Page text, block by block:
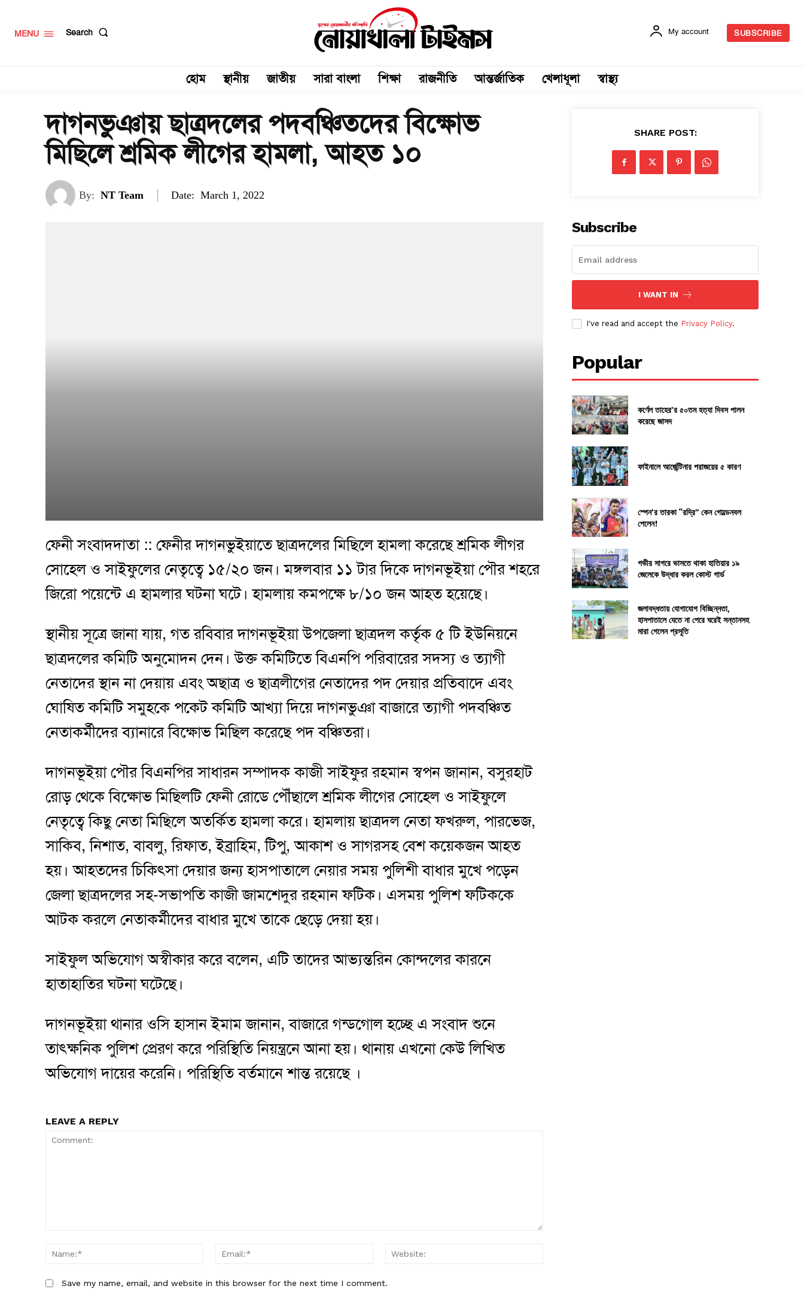
MENU Search My account SUBSCRIBE
হোম স্থানীয় জাতীয় সারা বাংলা শিক্ষা রাজনীতি আন্তর্জাতিক খেলাধূলা স্বাস্থ্য
দাগনভুঞায় ছাত্রদলের পদবঞ্চিতদের বিক্ষোভ
মিছিলে শ্রমিক লীগের হামলা, আহত ১০
By: NT Team Date: March 1, 2022
ফেনী সংবাদদাতা :: ফেনীর দাগনভুইয়াতে ছাত্রদলের মিছিলে হামলা করেছে শ্রমিক লীগর
সোহেল ও সাইফুলের নেতৃত্বে ১৫/২০ জন। মঙ্গলবার ১১ টার দিকে দাগনভূইয়া পৌর শহরে
জিরো পয়েন্টে এ হামলার ঘটনা ঘটে। হামলায় কমপক্ষে ৮/১০ জন আহত হয়েছে।
স্থানীয় সূত্রে জানা যায়, গত রবিবার দাগনভূইয়া উপজেলা ছাত্রদল কর্তৃক ৫ টি ইউনিয়নে
ছাত্রদলের কমিটি অনুমোদন দেন। উক্ত কমিটিতে বিএনপি পরিবারের সদস্য ও ত্যাগী
নেতাদের স্থান না দেয়ায় এবং অছাত্র ও ছাত্রলীগের নেতাদের পদ দেয়ার প্রতিবাদে এবং
ঘোষিত কমিটি সমুহকে পকেট কমিটি আখ্যা দিয়ে দাগনভুঞা বাজারে ত্যাগী পদবঞ্চিত
নেতাকর্মীদের ব্যানারে বিক্ষোভ মিছিল করেছে পদ বঞ্চিতরা।
দাগনভূইয়া পৌর বিএনপির সাধারন সম্পাদক কাজী সাইফুর রহমান স্বপন জানান, বসুরহাট
রোড় থেকে বিক্ষোভ মিছিলটি ফেনী রোডে পৌঁছালে শ্রমিক লীগের সোহেল ও সাইফুলে
নেতৃত্বে কিছু নেতা মিছিলে অতর্কিত হামলা করে। হামলায় ছাত্রদল নেতা ফখরুল, পারভেজ,
সাকিব, নিশাত, বাবলু, রিফাত, ইব্রাহিম, টিপু, আকাশ ও সাগরসহ বেশ কয়েকজন আহত
হয়। আহতদের চিকিৎসা দেয়ার জন্য হাসপাতালে নেয়ার সময় পুলিশী বাধার মুখে পড়েন
জেলা ছাত্রদলের সহ-সভাপতি কাজী জামশেদুর রহমান ফটিক। এসময় পুলিশ ফটিককে
আটক করলে নেতাকর্মীদের বাধার মুখে তাকে ছেড়ে দেয়া হয়।
সাইফুল অভিযোগ অস্বীকার করে বলেন, এটি তাদের আভ্যন্তরিন কোন্দলের কারনে
হাতাহাতির ঘটনা ঘটেছে।
দাগনভূইয়া থানার ওসি হাসান ইমাম জানান, বাজারে গন্ডগোল হচ্ছে এ সংবাদ শুনে
তাৎক্ষনিক পুলিশ প্রেরণ করে পরিস্থিতি নিয়ন্ত্রনে আনা হয়। থানায় এখনো কেউ লিখিত
অভিযোগ দায়ের করেনি। পরিস্থিতি বর্তমানে শান্ত রয়েছে ।
LEAVE A REPLY
Name:* Email:*
Save my name, email, and website in this browser for the next time I comment.
SHARE POST:
Subscribe
I WANT IN
I've read and accept the Privacy Policy.
Popular
কর্ণেল তাহের’র ৫০তম হত্যা দিবস পালন
করেছে জাসদ
ফাইনালে আর্জেন্টিনার পরাজয়ের ৫ কারণ
স্পেন’র তারকা “রদ্রি” কেন গোল্ডেনবল
পেলেন!
গভীর সাগরে ভাসতে থাকা হাতিয়ার ১৯
জেলেকে উদ্ধার করল কোস্ট গার্ড
জলাবদ্ধতায় যোগাযোগ বিচ্ছিন্নতা,
হাসপাতালে যেতে না পেরে ঘরেই সন্তানসহ
মারা গেলেন প্রসূতি